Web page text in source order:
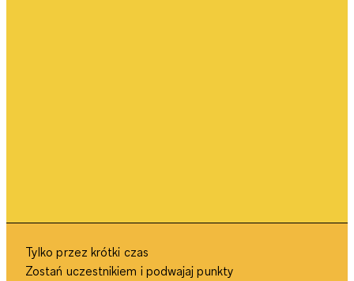
Tylko przez krótki czas
Zostań uczestnikiem i podwajaj punkty